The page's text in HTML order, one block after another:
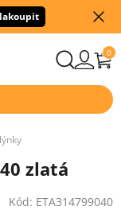
0
zlatá
Kód: ETA314799040